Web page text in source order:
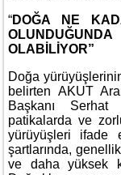
“DOĞA NE
OLABİLİYOR”
Doğa
belirten AKUT
Başkanı
patikalarda ve
yürüyüşleri ifade
şartlarında,
ve daha yüksek